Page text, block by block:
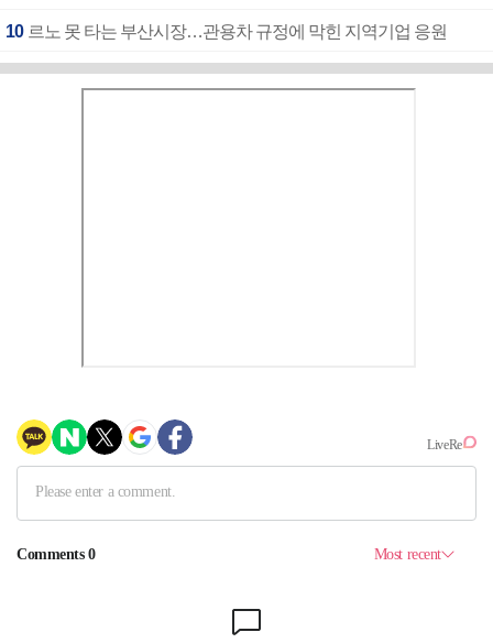
10 르노 못 타는 부산시장…관용차 규정에 막힌 지역기업 응원